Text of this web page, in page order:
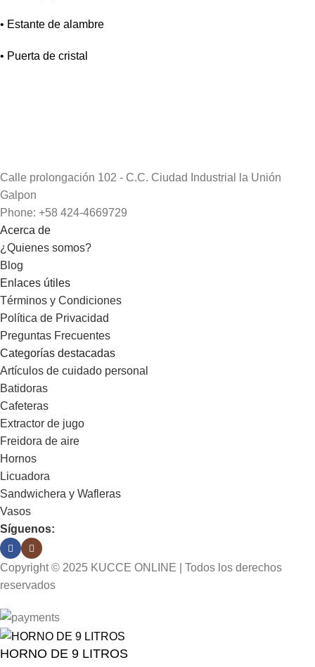
• Estante de alambre
• Puerta de cristal
Calle prolongación 102 - C.C. Ciudad Industrial la Unión
Galpon
Phone: +58 424-4669729
Acerca de
¿Quienes somos?
Blog
Enlaces útiles
Términos y Condiciones
Política de Privacidad
Preguntas Frecuentes
Categorías destacadas
Artículos de cuidado personal
Batidoras
Cafeteras
Extractor de jugo
Freidora de aire
Hornos
Licuadora
Sandwichera y Wafleras
Vasos
Síguenos:
Copyright © 2025 KUCCE ONLINE | Todos los derechos
reservados
HORNO DE 9 LITROS